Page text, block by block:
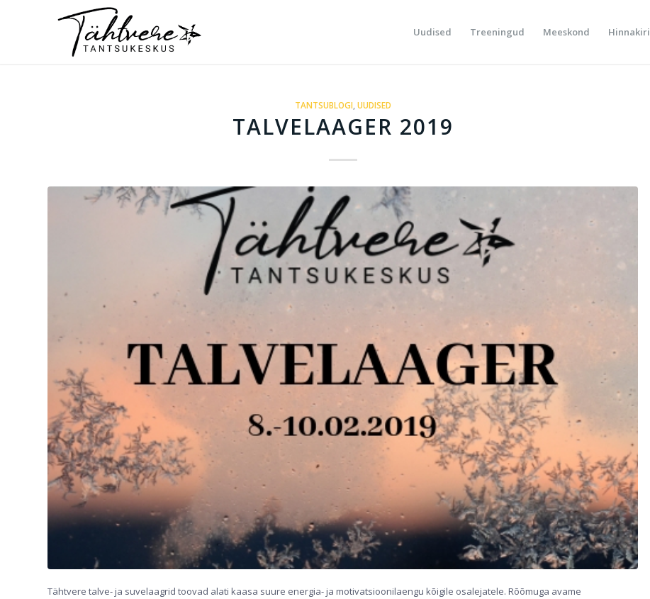
Uudised Treeningud Meeskond Hinnakiri
TANTSUBLOGI UUDISED
TALVELAAGER 2019
Tähtvere talve- ja suvelaagrid toovad alati kaasa suure energia- ja motivatsioonilaengu kõigile osalejatele. Rõõmuga avame